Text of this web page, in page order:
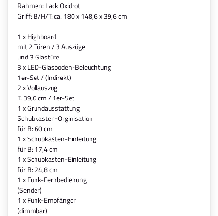
Rahmen: Lack Oxidrot
Griff: B/H/T: ca. 180 x 148,6 x 39,6 cm
1 x Highboard
mit 2 Türen / 3 Auszüge
und 3 Glastüre
3 x LED-Glasboden-Beleuchtung
1er-Set / (Indirekt)
2 x Vollauszug
T: 39,6 cm / 1er-Set
1 x Grundausstattung
Schubkasten-Orginisation
für B: 60 cm
1 x Schubkasten-Einleitung
für B: 17,4 cm
1 x Schubkasten-Einleitung
für B: 24,8 cm
1 x Funk-Fernbedienung
(Sender)
1 x Funk-Empfänger
(dimmbar)